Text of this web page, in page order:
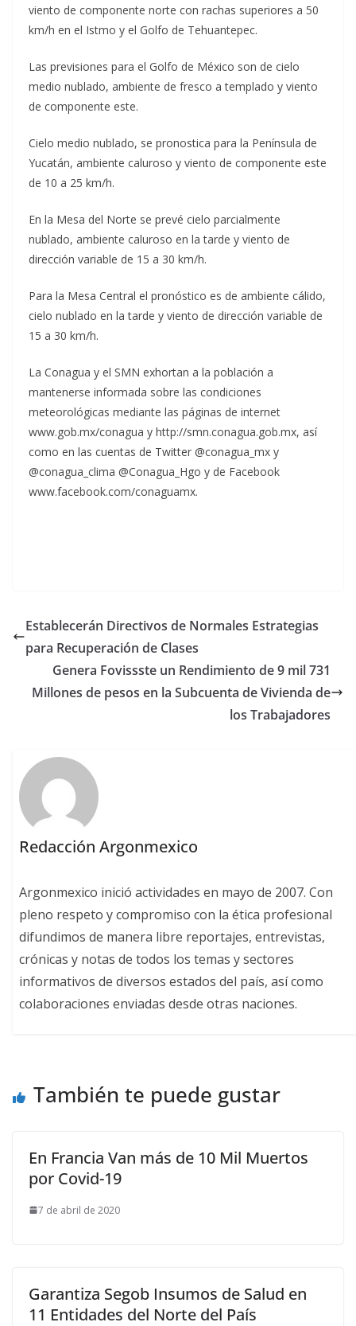
viento de componente norte con rachas superiores a 50
km/h en el Istmo y el Golfo de Tehuantepec.
Las previsiones para el Golfo de México son de cielo
medio nublado, ambiente de fresco a templado y viento
de componente este.
Cielo medio nublado, se pronostica para la Península de
Yucatán, ambiente caluroso y viento de componente este
de 10 a 25 km/h.
En la Mesa del Norte se prevé cielo parcialmente
nublado, ambiente caluroso en la tarde y viento de
dirección variable de 15 a 30 km/h.
Para la Mesa Central el pronóstico es de ambiente cálido,
cielo nublado en la tarde y viento de dirección variable de
15 a 30 km/h.
La Conagua y el SMN exhortan a la población a
mantenerse informada sobre las condiciones
meteorológicas mediante las páginas de internet
www.gob.mx/conagua y http://smn.conagua.gob.mx, así
como en las cuentas de Twitter @conagua_mx y
@conagua_clima @Conagua_Hgo y de Facebook
www.facebook.com/conaguamx.
Establecerán Directivos de Normales Estrategias
para Recuperación de Clases
Genera Fovissste un Rendimiento de 9 mil 731
Millones de pesos en la Subcuenta de Vivienda de
los Trabajadores
Redacción Argonmexico
Argonmexico inició actividades en mayo de 2007. Con
pleno respeto y compromiso con la ética profesional
difundimos de manera libre reportajes, entrevistas,
crónicas y notas de todos los temas y sectores
informativos de diversos estados del país, así como
colaboraciones enviadas desde otras naciones.
También te puede gustar
En Francia Van más de 10 Mil Muertos
por Covid-19
7 de abril de 2020
Garantiza Segob Insumos de Salud en
11 Entidades del Norte del País